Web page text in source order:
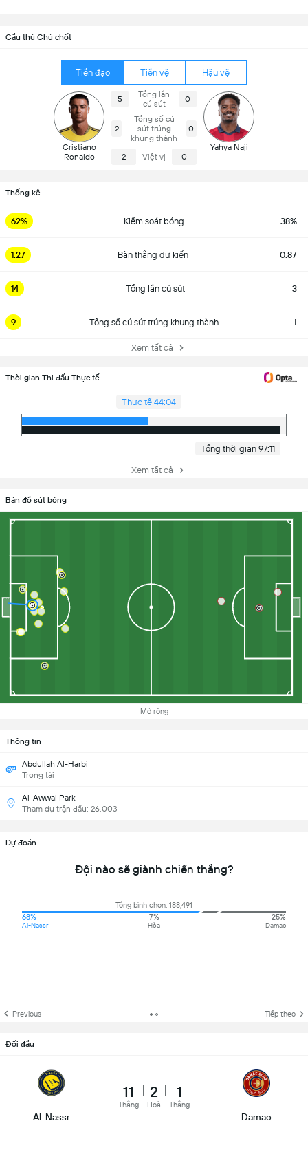
Cầu thủ Chủ chốt
Tiền đạo Tiền vệ Hậu vệ
Cristiano
Ronaldo
5
Tổng lần
cú sút
0
2
Tổng số cú
sút trúng
khung thành
0
2 Việt vị 0
Yahya Naji
Thống kê
62% Kiểm soát bóng 38%
1.27 Bàn thắng dự kiến 0.87
14 Tổng lần cú sút 3
9 Tổng số cú sút trúng khung thành 1
Xem tất cả
Thời gian Thi đấu Thực tế
Thực tế 44:04
Tổng thời gian 97:11
Xem tất cả
Bản đồ sút bóng
Mở rộng
Thông tin
Abdullah Al-Harbi
Trọng tài
Al-Awwal Park
Tham dự trận đấu: 26,003
Dự đoán
Đội nào sẽ giành chiến thắng?
Tổng bình chọn: 188,491
68%
Al-Nassr
7%
Hòa
25%
Damac
Previous Tiếp theo
Đối đầu
Al-Nassr
11
Thắng
2
Hoà
1
Thắng
Damac